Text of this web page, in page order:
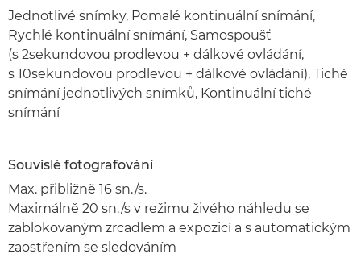
Jednotlivé snímky, Pomalé kontinuální snímání,
Rychlé kontinuální snímání, Samospoušť
(s 2sekundovou prodlevou + dálkové ovládání,
s 10sekundovou prodlevou + dálkové ovládání), Tiché
snímání jednotlivých snímků, Kontinuální tiché
snímání
Souvislé fotografování
Max. přibližně 16 sn./s.
Maximálně 20 sn./s v režimu živého náhledu se
zablokovaným zrcadlem a expozicí a s automatickým
zaostřením se sledováním